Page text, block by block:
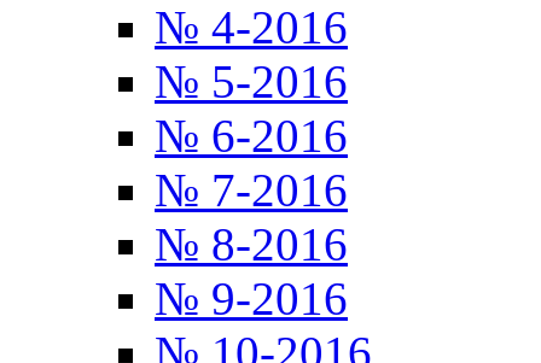
№ 4-2016
№ 5-2016
№ 6-2016
№ 7-2016
№ 8-2016
№ 9-2016